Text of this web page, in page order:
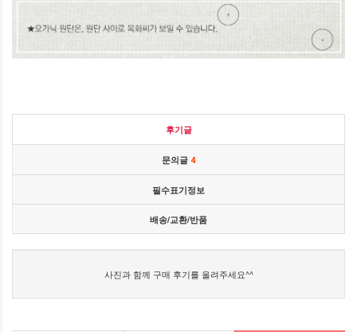
후기글
문의글 4
필수표기정보
배송/교환/반품
사진과 함께 구매 후기를 올려주세요^^